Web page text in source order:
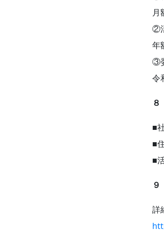
月
②
年
③
令
■
■
■
詳